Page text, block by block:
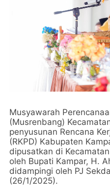
Musyawarah
(Musrenbang)
penyusunan Rencana
(RKPD) Kabupaten
dipusatkan di
oleh Bupati Kampar, H.
didampingi oleh PJ
(26/1/2025).